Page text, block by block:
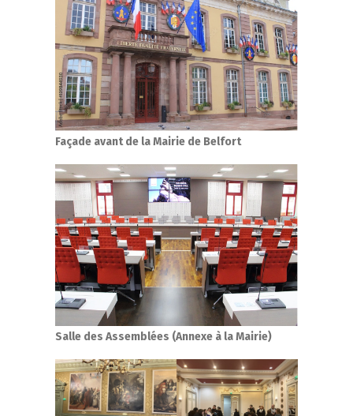
Façade avant de la Mairie de Belfort
Salle des Assemblées (Annexe à la Mairie)